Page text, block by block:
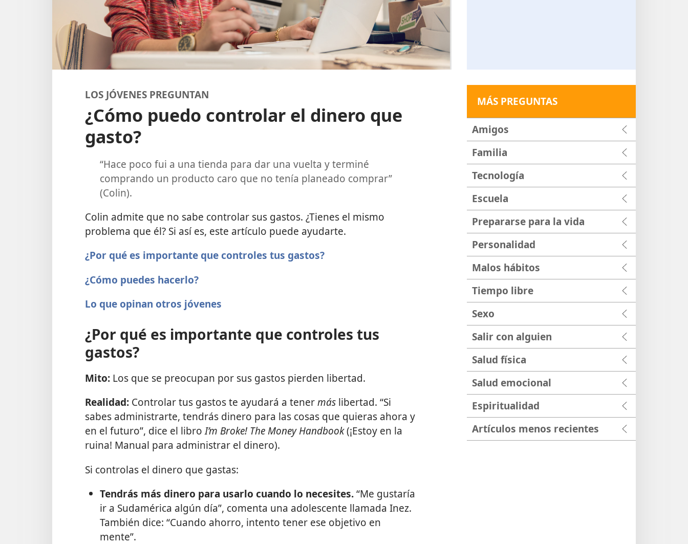
LOS JÓVENES PREGUNTAN
¿Cómo puedo controlar el dinero que
gasto?
“Hace poco fui a una tienda para dar una vuelta y terminé
comprando un producto caro que no tenía planeado comprar”
(Colin).
Colin admite que no sabe controlar sus gastos. ¿Tienes el mismo
problema que él? Si así es, este artículo puede ayudarte.
¿Por qué es importante que controles tus gastos?
¿Cómo puedes hacerlo?
Lo que opinan otros jóvenes
¿Por qué es importante que controles tus
gastos?
Mito: Los que se preocupan por sus gastos pierden libertad.
Realidad: Controlar tus gastos te ayudará a tenermás libertad. “Si
sabes administrarte, tendrás dinero para las cosas que quieras ahora y
en el futuro”, dice el libroI’m Broke! The Money Handbook(¡Estoy en la
ruina! Manual para administrar el dinero).
Si controlas el dinero que gastas:
Tendrás más dinero para usarlo cuando lo necesites.“Me gustaría
ir a Sudamérica algún día”, comenta una adolescente llamada Inez.
También dice: “Cuando ahorro, intento tener ese objetivo en
mente”.
MÁS PREGUNTAS
Amigos
Familia
Tecnología
Escuela
Prepararse para la vida
Personalidad
Malos hábitos
Tiempo libre
Sexo
Salir con alguien
Salud física
Salud emocional
Espiritualidad
Artículos menos recientes